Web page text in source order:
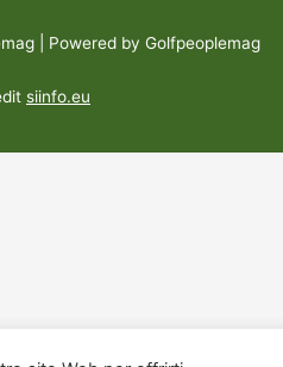
| Powered by Golfpeoplemag
siinfo.eu